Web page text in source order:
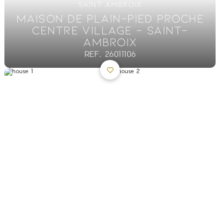
SAINT AMBROIX
MAISON DE PLAIN-PIED PROCHE
CENTRE VILLAGE – SAINT-
AMBROIX
REF. 26011106